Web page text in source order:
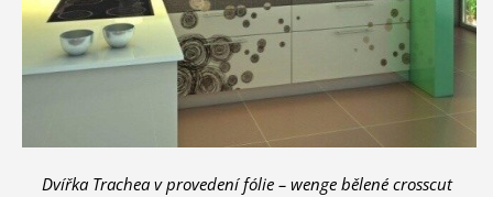
Dvířka Trachea v provedení fólie – wenge bělené crosscut